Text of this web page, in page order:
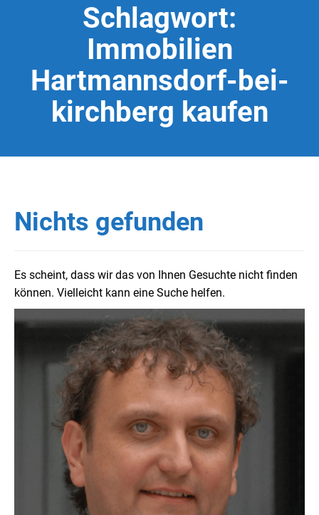
Schlagwort:
Immobilien
Hartmannsdorf-bei-
kirchberg kaufen
Nichts gefunden
Es scheint, dass wir das von Ihnen Gesuchte nicht finden
können. Vielleicht kann eine Suche helfen.